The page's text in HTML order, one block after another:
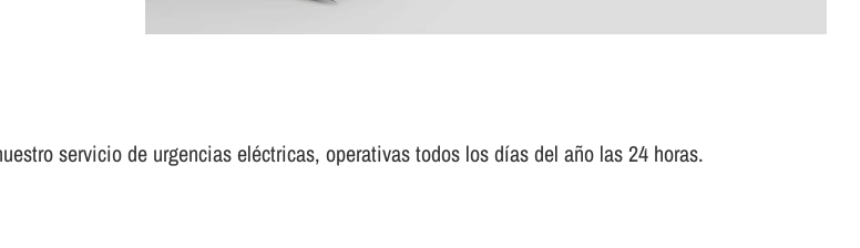
servicio de urgencias eléctricas, operativas todos los dí­as del año las 24 horas.